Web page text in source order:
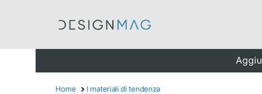
Home I materiali di tendenza